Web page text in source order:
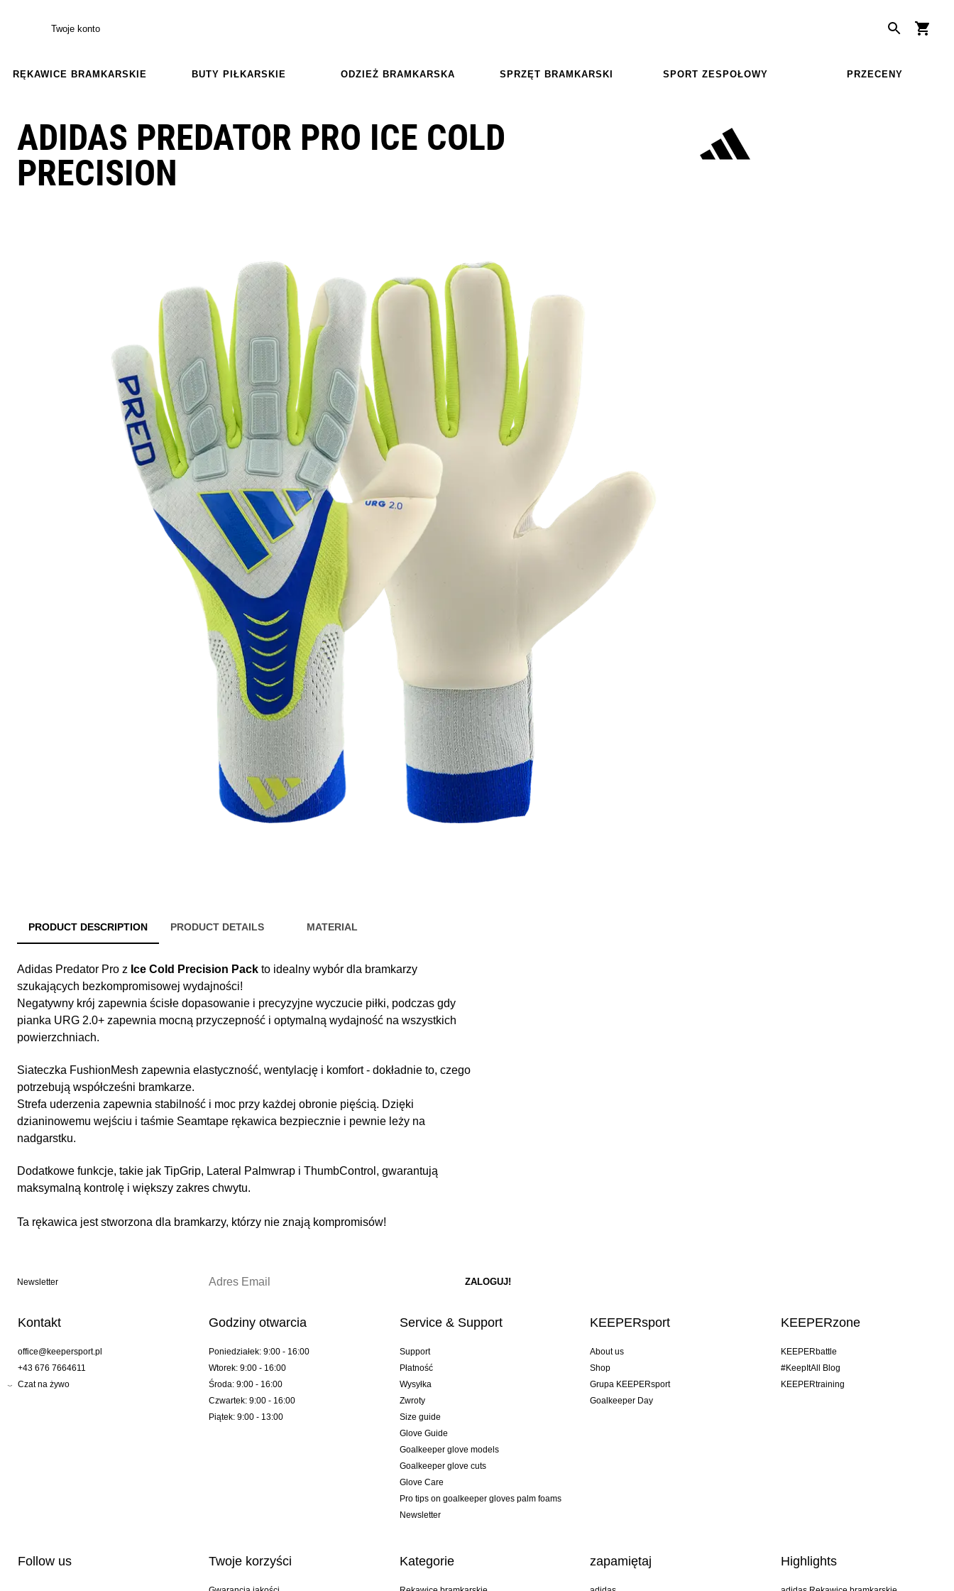
Twoje konto
RĘKAWICE BRAMKARSKIE BUTY PIŁKARSKIE ODZIEŻ BRAMKARSKA SPRZĘT BRAMKARSKI SPORT ZESPOŁOWY PRZECENY
ADIDAS PREDATOR PRO ICE COLD
PRECISION
PRODUCT DESCRIPTION PRODUCT DETAILS MATERIAL
Adidas Predator Pro z Ice Cold Precision Pack to idealny wybór dla bramkarzy
szukających bezkompromisowej wydajności!
Negatywny krój zapewnia ścisłe dopasowanie i precyzyjne wyczucie piłki, podczas gdy
pianka URG 2.0+ zapewnia mocną przyczepność i optymalną wydajność na wszystkich
powierzchniach.
Siateczka FushionMesh zapewnia elastyczność, wentylację i komfort - dokładnie to, czego
potrzebują współcześni bramkarze.
Strefa uderzenia zapewnia stabilność i moc przy każdej obronie pięścią. Dzięki
dzianinowemu wejściu i taśmie Seamtape rękawica bezpiecznie i pewnie leży na
nadgarstku.
Dodatkowe funkcje, takie jak TipGrip, Lateral Palmwrap i ThumbControl, gwarantują
maksymalną kontrolę i większy zakres chwytu.
Ta rękawica jest stworzona dla bramkarzy, którzy nie znają kompromisów!
Newsletter
Kontakt
office@keepersport.pl
+43 676 7664611
Czat na żywo
Godziny otwarcia
Poniedziałek: 9:00 - 16:00
Wtorek: 9:00 - 16:00
Środa: 9:00 - 16:00
Czwartek: 9:00 - 16:00
Piątek: 9:00 - 13:00
Service & Support
Support
Płatność
Wysyłka
Zwroty
Size guide
Glove Guide
Goalkeeper glove models
Goalkeeper glove cuts
Glove Care
Pro tips on goalkeeper gloves palm foams
Newsletter
KEEPERsport
About us
Shop
Grupa KEEPERsport
Goalkeeper Day
KEEPERzone
KEEPERbattle
#KeepItAll Blog
KEEPERtraining
Follow us Twoje korzyści Kategorie zapamiętaj Highlights